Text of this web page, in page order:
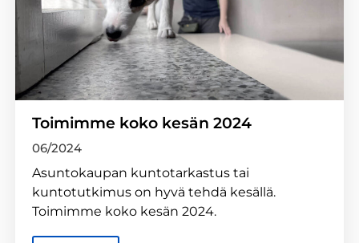
Toimimme koko kesän 2024
06/2024
Asuntokaupan kuntotarkastus tai
kuntotutkimus on hyvä tehdä kesällä.
Toimimme koko kesän 2024.